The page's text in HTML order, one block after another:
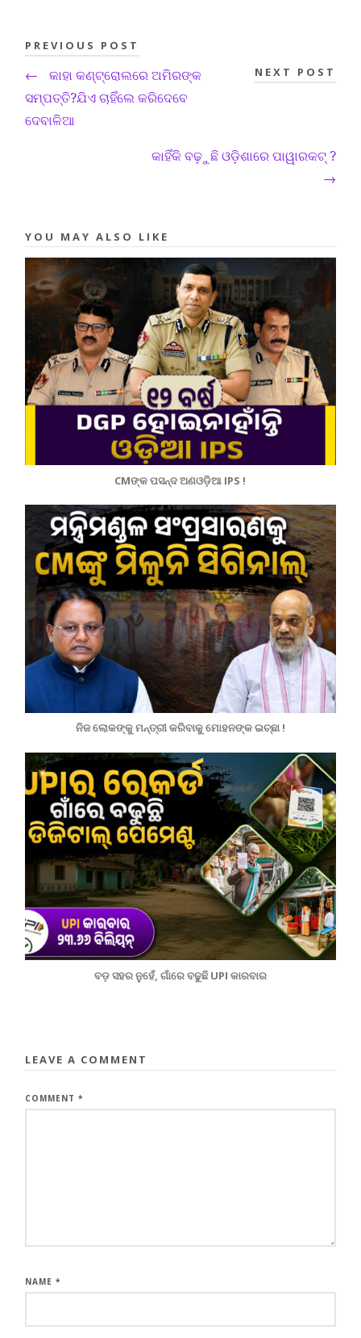
PREVIOUS POST
←
କାହା କଣ୍ଟ୍ରୋଲରେ ଅମିରଙ୍କ
ସମ୍ପତ୍ତି?ଯିଏ ଚାହିଁଲେ କରିଦେବେ
ଦେବାଳିଆ
NEXT POST
କାହିଁକି ବଢ଼ୁଛି ଓଡ଼ିଶାରେ ପାୱାରକଟ୍ ?
→
YOU MAY ALSO LIKE
CMଙ୍କ ପସନ୍ଦ ଅଣଓଡ଼ିଆ IPS !
ନିଜ ଲୋକଙ୍କୁ ମନ୍ତ୍ରୀ କରିବାକୁ ମୋହନଙ୍କ ଇଚ୍ଛା !
ବଡ଼ ସହର ନୁହେଁ, ଗାଁରେ ବଢୁଛି UPI କାରବାର
LEAVE A COMMENT
COMMENT*
NAME*